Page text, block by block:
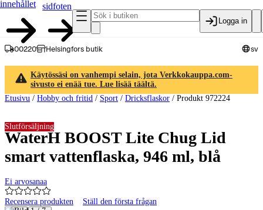
innehållet
sidfoten
Logga in
00220 Helsingfors butik sv
Käytössäsi on vanhempi selain, jota Verkkokauppa.com-
sivusto ei enää tue. Lue lisää täältä.
Etusivu / Hobby och fritid / Sport / Dricksflaskor / Produkt 972224
WaterH BOOST Lite Chug Lid
smart vattenflaska, 946 ml, blå
Ei arvosanaa
Recensera produkten Ställ den första frågan
Slutförsäljning